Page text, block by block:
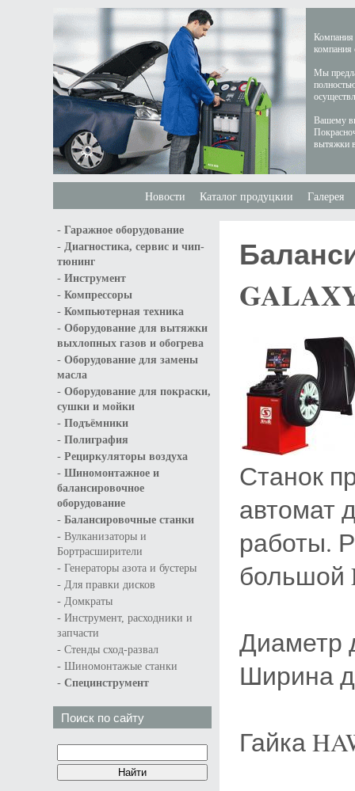
Компания
компания
Мы
Вашему
вытяжки
Новости Каталог продуцкии Галерея
- Гаражное оборудование
- Диагностика, сервис и чип-
тюнинг
- Инструмент
- Компрессоры
- Компьютерная техника
- Оборудование для вытяжки
выхлопных газов и обогрева
- Оборудование для замены
масла
- Оборудование для покраски,
сушки и мойки
- Подъёмники
- Полиграфия
- Рециркуляторы воздуха
- Шиномонтажное и
балансировочное
оборудование
- Балансировочные станки
- Вулканизаторы и
Бортрасширители
- Генераторы азота и бустеры
- Для правки дисков
- Домкраты
- Инструмент, расходники и
запчасти
- Стенды сход-развал
- Шиномонтажые станки
- Специнструмент
Поиск по сайту
Станок
автомат
работы.
большой
Диаметр
Ширина
Гайка